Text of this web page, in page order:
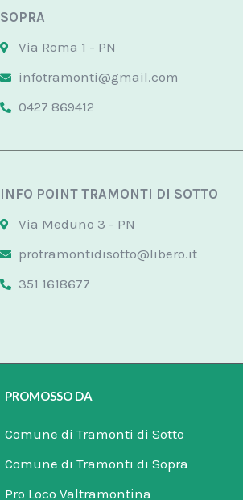
SOPRA
Via Roma 1 - PN
infotramonti@gmail.com
0427 869412
INFO POINT TRAMONTI DI SOTTO
Via Meduno 3 - PN
protramontidisotto@libero.it
351 1618677
PROMOSSO DA
Comune di Tramonti di Sotto
Comune di Tramonti di Sopra
Pro Loco Valtramontina